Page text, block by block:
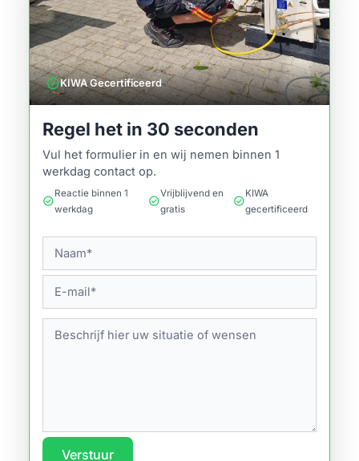
verifiedKIWA Gecertificeerd
Regel het in 30 seconden
Vul het formulier in en wij nemen binnen 1
werkdag contact op.
check_circle
Reactie binnen 1
werkdag
check_circle
Vrijblijvend en
gratis
check_circle
KIWA
gecertificeerd
Verstuur